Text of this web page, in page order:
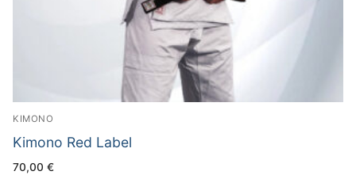
KIMONO
Kimono Red Label
70,00 €